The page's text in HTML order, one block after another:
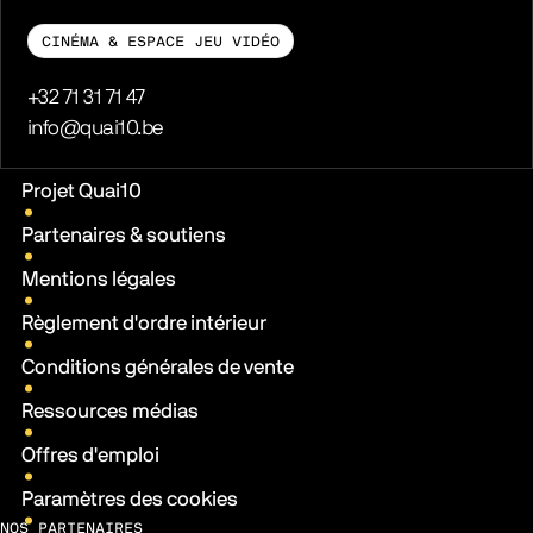
CINÉMA & ESPACE JEU VIDÉO
Téléphone
+32 71 31 71 47
E-mail
info@quai10.be
Liens pratiques
Projet Quai10
Partenaires & soutiens
Mentions légales
Règlement d'ordre intérieur
Conditions générales de vente
Ressources médias
Offres d'emploi
Paramètres des cookies
NOS PARTENAIRES